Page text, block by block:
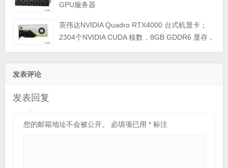
GPU服务器
英伟达NVIDIA Quadro RTX4000 台式机显卡；
2304个NVIDIA CUDA 核数，8GB GDDR6 显存，
发表评论
发表回复
您的邮箱地址不会被公开。 必填项已用 *标注